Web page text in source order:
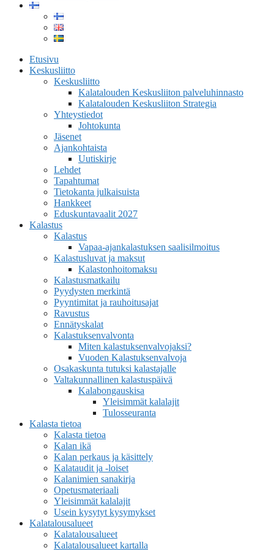
Etusivu
Keskusliitto
Keskusliitto
Kalatalouden Keskusliiton palveluhinnasto
Kalatalouden Keskusliiton Strategia
Yhteystiedot
Johtokunta
Jäsenet
Ajankohtaista
Uutiskirje
Lehdet
Tapahtumat
Tietokanta julkaisuista
Hankkeet
Eduskuntavaalit 2027
Kalastus
Kalastus
Vapaa-ajankalastuksen saalisilmoitus
Kalastusluvat ja maksut
Kalastonhoitomaksu
Kalastusmatkailu
Pyydysten merkintä
Pyyntimitat ja rauhoitusajat
Ravustus
Ennätyskalat
Kalastuksenvalvonta
Miten kalastuksenvalvojaksi?
Vuoden Kalastuksenvalvoja
Osakaskunta tutuksi kalastajalle
Valtakunnallinen kalastuspäivä
Kalabongauskisa
Yleisimmät kalalajit
Tulosseuranta
Kalasta tietoa
Kalasta tietoa
Kalan ikä
Kalan perkaus ja käsittely
Kalataudit ja -loiset
Kalanimien sanakirja
Opetusmateriaali
Yleisimmät kalalajit
Usein kysytyt kysymykset
Kalatalousalueet
Kalatalousalueet
Kalatalousalueet kartalla